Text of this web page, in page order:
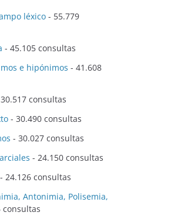
léxico - 55.779
- 45.105 consultas
e hipónimos - 41.608
consultas
- 30.490 consultas
- 30.027 consultas
- 24.150 consultas
- 24.126 consultas
Antonimia, Polisemia,
consultas